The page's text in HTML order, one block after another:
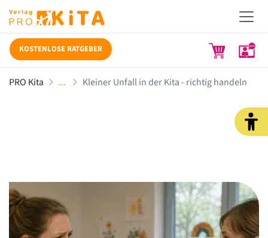
KOSTENLOSE RATGEBER
PRO Kita Kleiner Unfall in der Kita - richtig handeln